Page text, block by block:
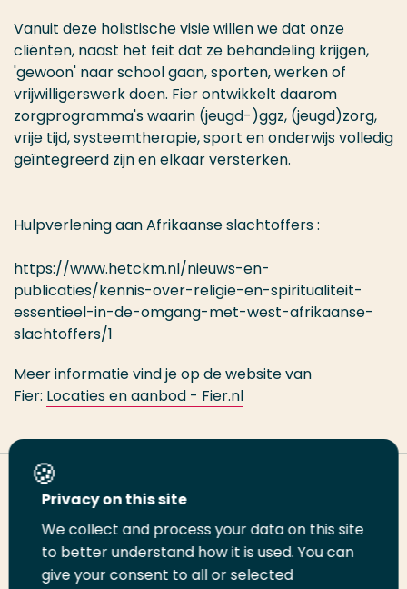
Vanuit deze holistische visie willen we dat onze
cliënten, naast het feit dat ze behandeling krijgen,
'gewoon' naar school gaan, sporten, werken of
vrijwilligerswerk doen. Fier ontwikkelt daarom
zorgprogramma's waarin (jeugd-)ggz, (jeugd)zorg,
vrije tijd, systeemtherapie, sport en onderwijs volledig
geïntegreerd zijn en elkaar versterken.
Hulpverlening aan Afrikaanse slachtoffers:
https://www.hetckm.nl/nieuws-en-
publicaties/kennis-over-religie-en-spiritualiteit-
essentieel-in-de-omgang-met-west-afrikaanse-
slachtoffers/1
Meer informatie vind je op de website van
Fier: Locaties en aanbod - Fier.nl
Deel deze pagina
DeelDeelDeelEmailPrint
Privacy on this site
We collect and process your data on this site
to better understand how it is used. You can
give your consent to all or selected